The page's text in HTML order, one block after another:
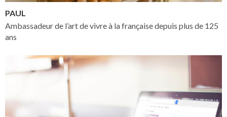
PAUL
Ambassadeur de l’art de vivre à la française depuis plus de 125
ans